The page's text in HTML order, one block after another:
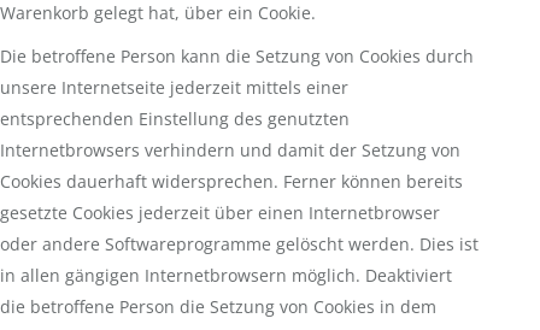
Warenkorb gelegt hat, über ein Cookie.
Die betroffene Person kann die Setzung von Cookies durch
unsere Internetseite jederzeit mittels einer
entsprechenden Einstellung des genutzten
Internetbrowsers verhindern und damit der Setzung von
Cookies dauerhaft widersprechen. Ferner können bereits
gesetzte Cookies jederzeit über einen Internetbrowser
oder andere Softwareprogramme gelöscht werden. Dies ist
in allen gängigen Internetbrowsern möglich. Deaktiviert
die betroffene Person die Setzung von Cookies in dem